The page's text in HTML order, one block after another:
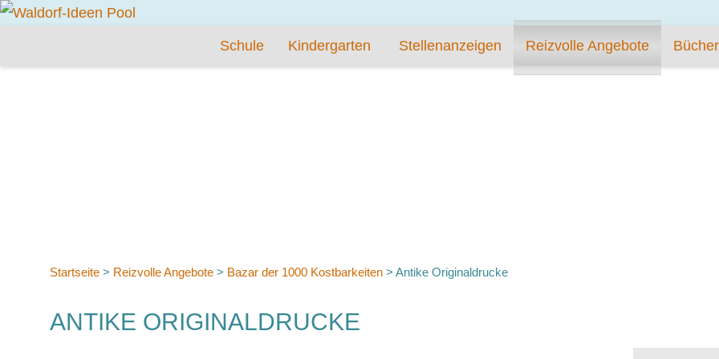
Schule Kindergarten Stellenanzeigen Reizvolle Angebote Bücher
Startseite > Reizvolle Angebote > Bazar der 1000 Kostbarkeiten > Antike Originaldrucke
ANTIKE ORIGINALDRUCKE